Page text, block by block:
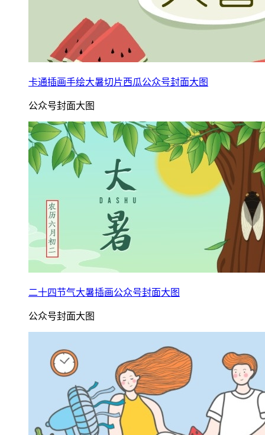
卡通插画手绘大暑切片西瓜公众号封面大图
公众号封面大图
二十四节气大暑插画公众号封面大图
公众号封面大图